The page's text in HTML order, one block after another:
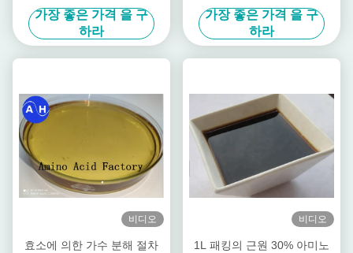
가장 좋은 가격 을 구
하라
과수 특화
가장 좋은 가격 을 구
하라
비디오
효소에 의한 가수 분해 절차
비디오
1L 패킹의 근원 30% 아미노